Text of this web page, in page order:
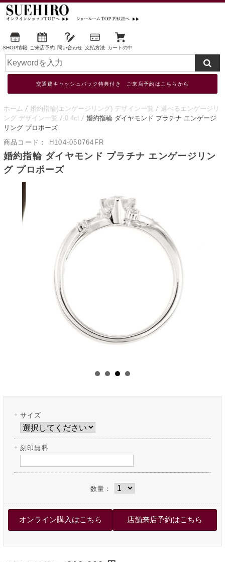
SHOP情報 ご来店予約 問い合わせ 支払方法 カートの中
交通費キャッシュバック特典付き ご来店予約はこちらから
ホーム 婚約指輪(エンゲージリング) デザイン一覧
選べるエンゲージリ
ング デザイン一覧
0.4ct
婚約指輪 ダイヤモンド プラチナ エンゲージ
リング プロポーズ
商品コード：
H104-050764FR
婚約指輪 ダイヤモンド プラチナ エンゲージリン
グ プロポーズ
サイズ
刻印無料
数量：